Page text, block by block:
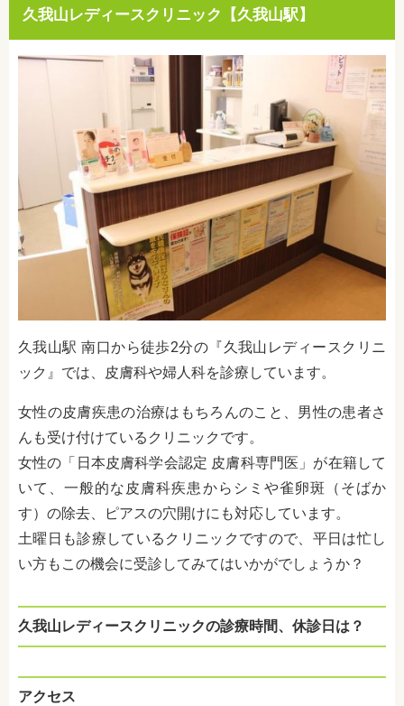
久我山レディースクリニック【久我山駅】
久我山駅 南口から徒歩2分の『久我山レディースクリニ
ック』では、皮膚科や婦人科を診療しています。
女性の皮膚疾患の治療はもちろんのこと、男性の患者さ
んも受け付けているクリニックです。
女性の「日本皮膚科学会認定 皮膚科専門医」が在籍して
いて、一般的な皮膚科疾患からシミや雀卵斑（そばか
す）の除去、ピアスの穴開けにも対応しています。
土曜日も診療しているクリニックですので、平日は忙し
い方もこの機会に受診してみてはいかがでしょうか？
久我山レディースクリニックの診療時間、休診日は？
アクセス